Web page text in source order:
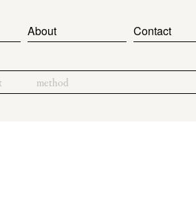
About Contact
method